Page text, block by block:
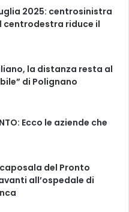
2025: centrosinistra
centrodestra riduce il
la distanza resta al
di Polignano
Ecco le aziende che
del Pronto
all’ospedale di